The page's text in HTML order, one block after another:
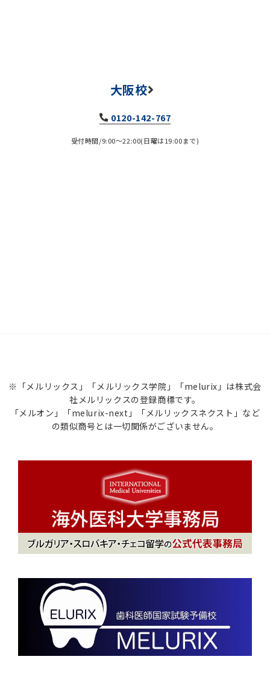
大阪校
0120-142-767
受付時間/9:00～22:00(日曜は19:00まで)
※「メルリックス」「メルリックス学院」「melurix」は株式会
社メルリックスの登録商標です。
「メルオン」「melurix-next」「メルリックスネクスト」など
の類似商号とは一切関係がございません。